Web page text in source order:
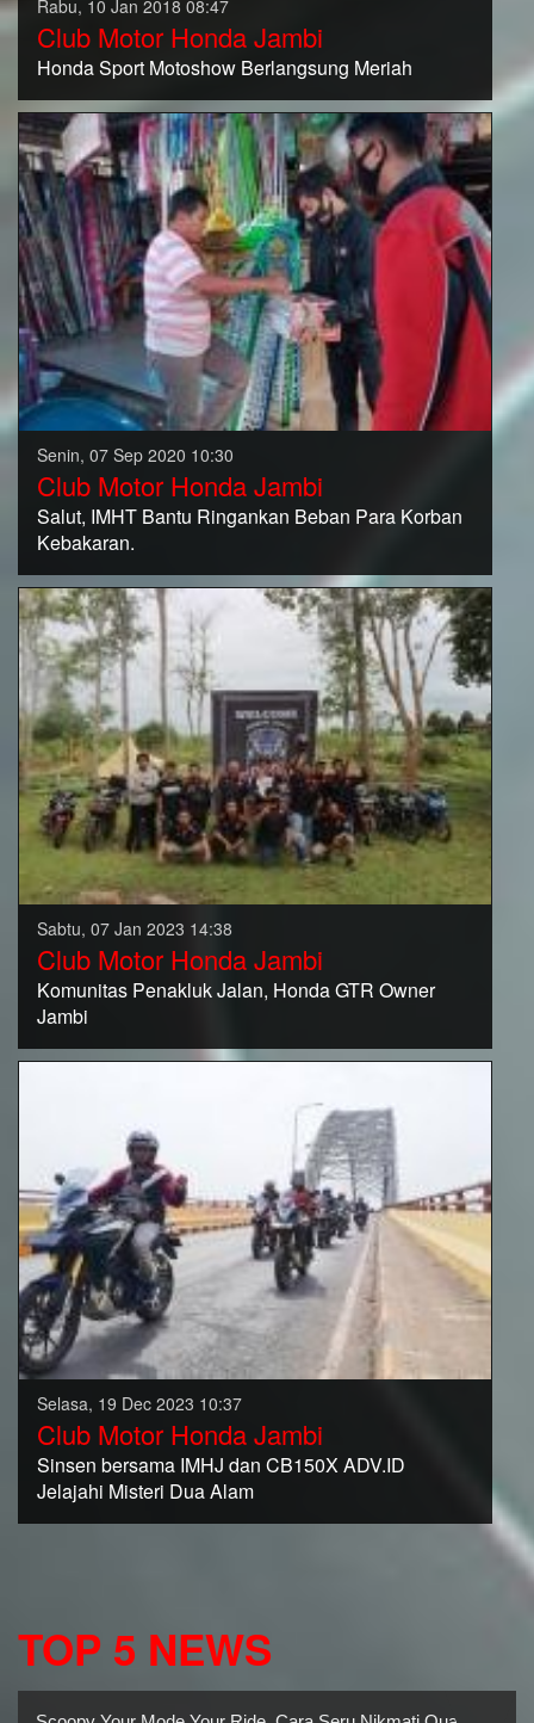
Rabu, 10 Jan 2018 08:47
Club Motor Honda Jambi
Honda Sport Motoshow Berlangsung Meriah
Senin, 07 Sep 2020 10:30
Club Motor Honda Jambi
Salut, IMHT Bantu Ringankan Beban Para Korban
Kebakaran.
Sabtu, 07 Jan 2023 14:38
Club Motor Honda Jambi
Komunitas Penakluk Jalan, Honda GTR Owner
Jambi
Selasa, 19 Dec 2023 10:37
Club Motor Honda Jambi
Sinsen bersama IMHJ dan CB150X ADV.ID
Jelajahi Misteri Dua Alam
TOP 5 NEWS